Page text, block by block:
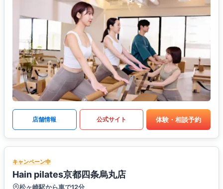
店舗情報 公式サイト 体験・相談予約
キャンペーン中
Hain pilates京都四条烏丸店
松ヶ崎駅から車で12分